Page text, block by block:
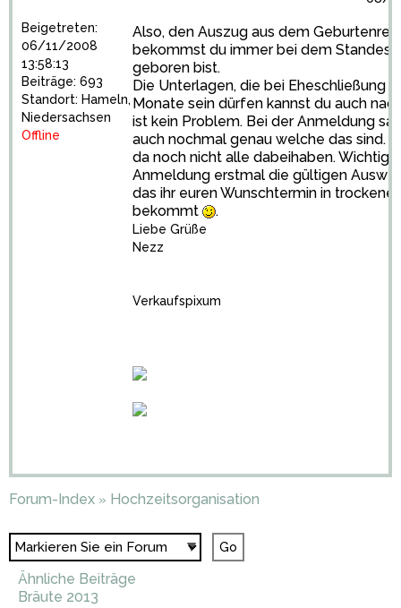
Beigetreten:
06/11/2008
13:58:13
Beiträge: 693
Standort: Hameln,
Niedersachsen
Offline
Also, den Auszug aus dem
bekommst du immer bei dem
geboren bist.
Die Unterlagen, die bei Eheschließung
Monate sein dürfen kannst du auch
ist kein Problem. Bei der Anmeldung
auch nochmal genau welche das sind.
da noch nicht alle dabeihaben. Wichtig
Anmeldung erstmal die gültigen
das ihr euren Wunschtermin in trockene
bekommt
.
Liebe Grüße
Nezz
Verkaufspixum
Forum-Index » Hochzeitsorganisation
Ähnliche Beiträge
Bräute 2013